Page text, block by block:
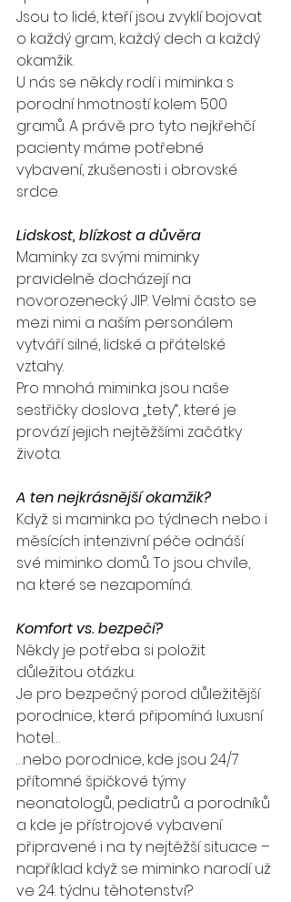
Jsou to lidé, kteří jsou zvyklí bojovat
o každý gram, každý dech a každý
okamžik.
U nás se někdy rodí i miminka s
porodní hmotností kolem 500
gramů. A právě pro tyto nejkřehčí
pacienty máme potřebné
vybavení, zkušenosti i obrovské
srdce.
Lidskost, blízkost a důvěra
Maminky za svými miminky
pravidelně docházejí na
novorozenecký JIP. Velmi často se
mezi nimi a naším personálem
vytváří silné, lidské a přátelské
vztahy.
Pro mnohá miminka jsou naše
sestřičky doslova „tety“, které je
provází jejich nejtěžšími začátky
života.
A ten nejkrásnější okamžik?
Když si maminka po týdnech nebo i
měsících intenzivní péče odnáší
své miminko domů. To jsou chvíle,
na které se nezapomíná.
Komfort vs. bezpečí?
Někdy je potřeba si položit
důležitou otázku:
Je pro bezpečný porod důležitější
porodnice, která připomíná luxusní
hotel…
…nebo porodnice, kde jsou 24/7
přítomné špičkové týmy
neonatologů, pediatrů a porodníků
a kde je přístrojové vybavení
připravené i na ty nejtěžší situace –
například když se miminko narodí už
ve 24. týdnu těhotenství?